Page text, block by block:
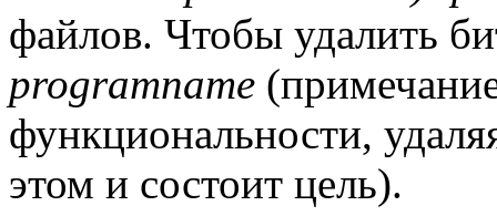
файлов. Чтобы удалить
programname
функциональности,
этом и состоит цель).